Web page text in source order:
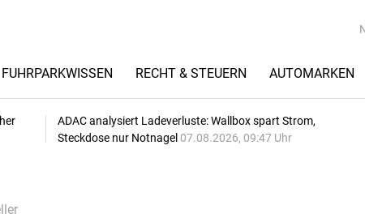
FUHRPARKWISSEN RECHT & STEUERN AUTOMARKEN
ADAC analysiert Ladeverluste: Wallbox spart Strom,
Steckdose nur Notnagel 07.08.2026, 09:47 Uhr